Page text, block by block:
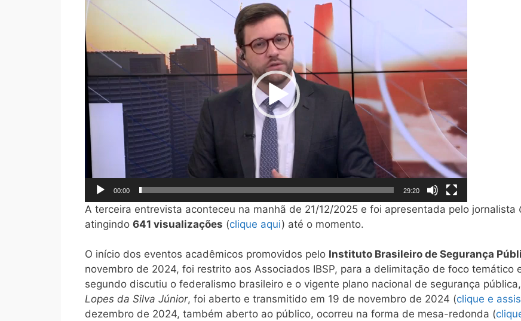
de
vídeo
00:00 29:20
A terceira entrevista aconteceu na manhã de 21/12/2025 e foi apresentada pelo jornalista
atingindo 641 visualizações (clique aqui) até o momento.
O início dos eventos acadêmicos promovidos pelo Instituto Brasileiro de Segurança
novembro de 2024, foi restrito aos Associados IBSP, para a delimitação de foco temático
segundo discutiu o federalismo brasileiro e o vigente plano nacional de segurança
Lopes da Silva Júnior, foi aberto e transmitido em 19 de novembro de 2024 (clique e
dezembro de 2024, também aberto ao público, ocorreu na forma de mesa-redonda (